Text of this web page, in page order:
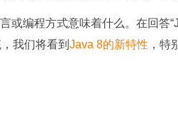
编程方式意味着什么。在回答
我们将看到 Java 8的新特性 ，特